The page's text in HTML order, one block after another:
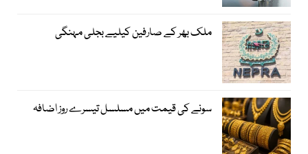
ملک بھر کے صارفین کیلیے بجلی مہنگی
سونے کی قیمت میں مسلسل تیسرے روز اضافہ